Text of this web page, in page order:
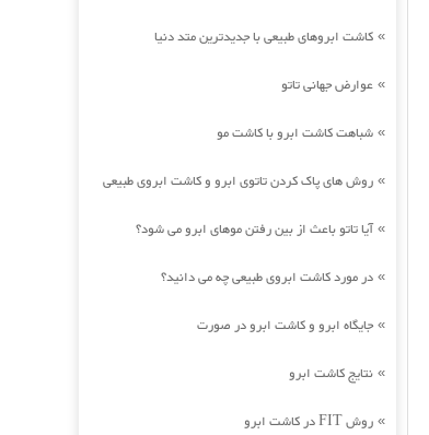
» کاشت ابروهای طبیعی با جدیدترین متد دنیا
» عوارض جهانی تاتو
» شباهت کاشت ابرو با کاشت مو
» روش های پاک کردن تاتوی ابرو و کاشت ابروی طبیعی
»آیا تاتو باعث از بین رفتن موهای ابرو می شود؟
» در مورد کاشت ابروی طبیعی چه می دانید؟
» جایگاه ابرو و کاشت ابرو در صورت
» نتایج کاشت ابرو
» روش FIT در کاشت ابرو